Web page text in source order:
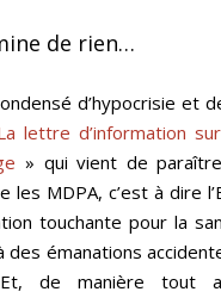
de rien…
d’hypocrisie et
lettre d’information
» qui vient de
les MDPA, c’est à dire
touchante pour la
des émanations
de manière tout